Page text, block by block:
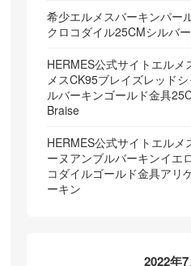
希少エルメスバーキンパー
クロコダイル25CMシルバ
HERMES公式サイトエルメ
メスCK95ブレイズレッド
ルバーキンゴールド金具
Braise
HERMES公式サイトエルメ
ーヌアンブルバーキンイエ
コダイルゴールド金具アリ
ーキン
2022年7